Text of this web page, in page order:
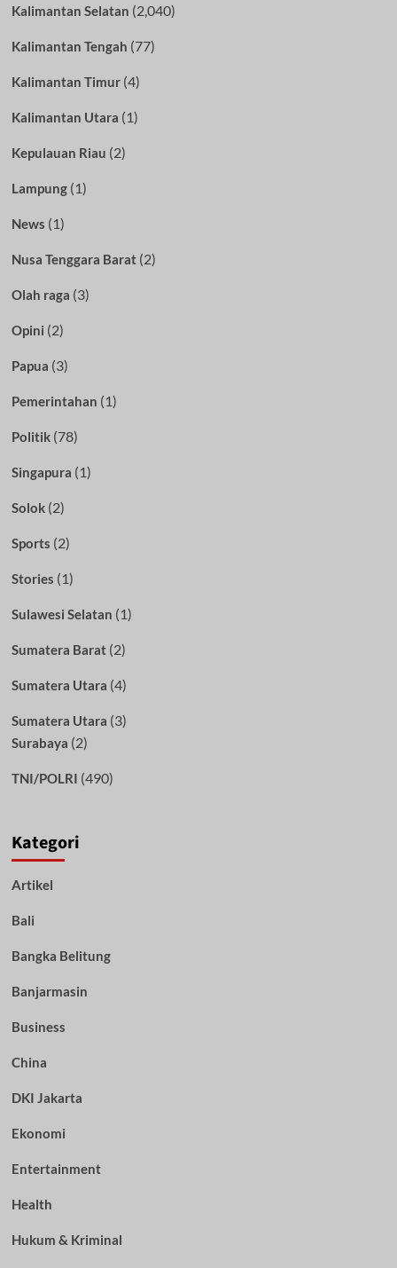
Kalimantan Selatan (2,040)
Kalimantan Tengah (77)
Kalimantan Timur(4)
Kalimantan Utara (1)
Kepulauan Riau (2)
Lampung(1)
News (1)
Nusa Tenggara Barat(2)
Olah raga (3)
Opini (2)
Papua (3)
Pemerintahan (1)
Politik(78)
Singapura (1)
Solok(2)
Sports (2)
Stories (1)
Sulawesi Selatan (1)
Sumatera Barat(2)
Sumatera Utara (4)
Sumatera Utara (3)
Surabaya (2)
TNI/POLRI (490)
Kategori
Artikel
Bali
Bangka Belitung
Banjarmasin
Business
China
DKI Jakarta
Ekonomi
Entertainment
Health
Hukum & Kriminal